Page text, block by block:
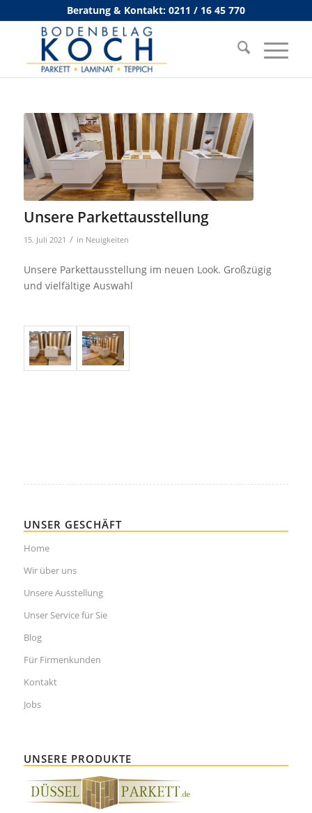
Beratung & Kontakt: 0211 / 16 45 770
Unsere Parkettausstellung
15. Juli 2021 / in Neuigkeiten
Unsere Parkettausstellung im neuen Look. Großzügig
und vielfältige Auswahl
UNSER GESCHÄFT
Home
Wir über uns
Unsere Ausstellung
Unser Service für Sie
Blog
Für Firmenkunden
Kontakt
Jobs
UNSERE PRODUKTE